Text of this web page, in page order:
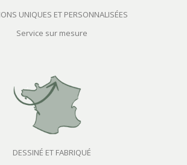
UNIQUES ET PERSONNALISÉES
Service sur mesure
DESSINÉ ET FABRIQUÉ